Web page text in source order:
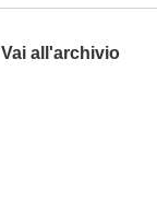
Vai all'archivio